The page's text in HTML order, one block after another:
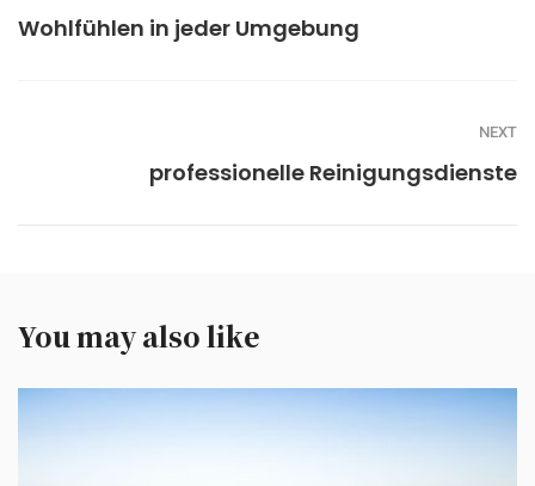
Wohlfühlen in jeder Umgebung
NEXT
professionelle Reinigungsdienste
You may also like